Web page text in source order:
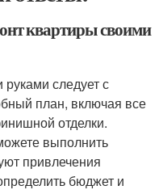
квартиры своими
следует с
план, включая все
отделки.
выполнить
привлечения
бюджет и